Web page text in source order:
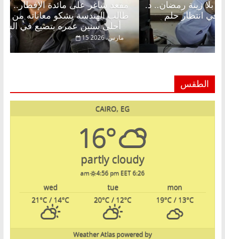
مقعد
طالب
أحلى سنين عمره بتضيع في السجن
15 مارس، 2026
شاغر على الإفطار وبلكونة بلا زينة رمضان.. د.
فاروق خبير اقتصادي في انتظار حلم
22 فبراير، 2026
الطقس
CAIRO, EG
16°
partly cloudy
6:26 am
4:56 pm EET
mon
tue
wed
19°C/ 13°C
20°C / 12°C
21°C / 14°C
powered by
Weather Atlas